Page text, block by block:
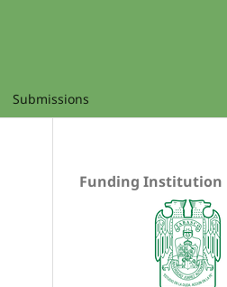
Submissions
Funding Institution